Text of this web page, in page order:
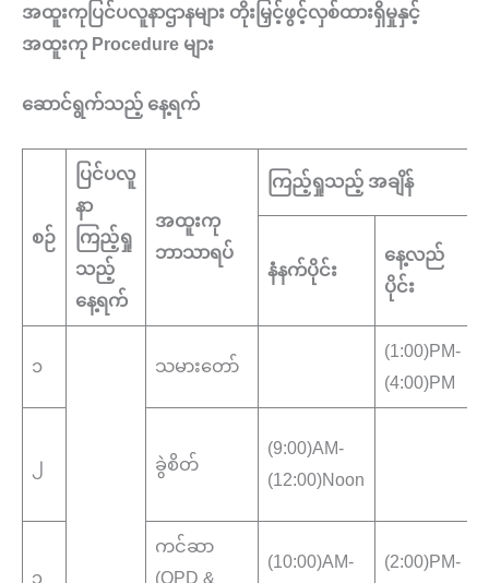
အထူးကုပြင်ပလူနာဌာနများ တိုးမြှင့်ဖွင့်လှစ်ထားရှိမှုနှင့်
အထူးကု Procedure များ
ဆောင်ရွက်သည့် နေ့ရက်
စဉ်
ပြင်ပလူ
နာ
ကြည့်ရှု
သည့်
နေ့ရက်
အထူးကု
ဘာသာရပ်
ကြည့်ရှုသည့် အချိန်
နံနက်ပိုင်း
နေ့လည်
ပိုင်း
၁ သမားတော်
(1:00)PM-
(4:00)PM
၂ ခွဲစိတ်
(9:00)AM-
(12:00)Noon
၃
ကင်ဆာ
(OPD &
(10:00)AM-
(2:00)PM-